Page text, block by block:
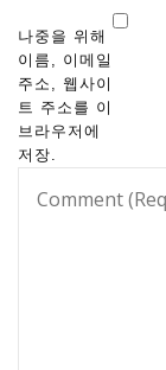
나중을 위해
이름, 이메일
주소, 웹사이
트 주소를 이
브라우저에
저장.